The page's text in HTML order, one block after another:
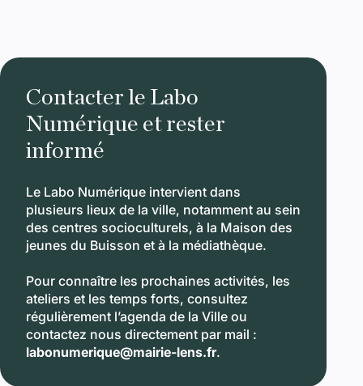
Contacter le Labo
Numérique et rester
informé
Le Labo Numérique intervient dans
plusieurs lieux de la ville, notamment au sein
des centres socioculturels, à la Maison des
jeunes du Buisson et à la médiathèque.
Pour connaître les prochaines activités, les
ateliers et les temps forts, consultez
régulièrement l’agenda de la Ville ou
contactez nous directement par mail :
labonumerique@mairie-lens.fr.